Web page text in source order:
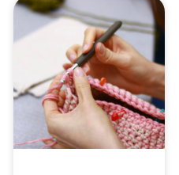
重新入針時的方向
橢圓形開針教學